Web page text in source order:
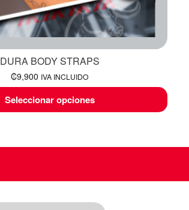
DURA BODY STRAPS
₡9,900 IVA INCLUIDO
Seleccionar opciones